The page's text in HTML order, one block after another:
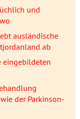
und
ausländische
ab
eingebildeten
der Parkinson-